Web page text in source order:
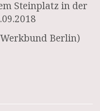
Steinplatz in der
Berlin)